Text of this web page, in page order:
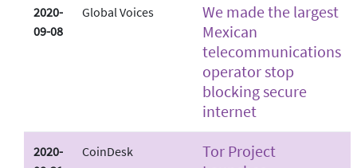
2020-
09-08
Global Voices
We made the largest
Mexican
telecommunications
operator stop
blocking secure
internet
2020-
CoinDesk
Tor Project